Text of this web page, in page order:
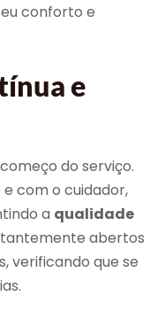
conforto e
e
do serviço.
com o cuidador,
a qualidade
abertos
verificando que se